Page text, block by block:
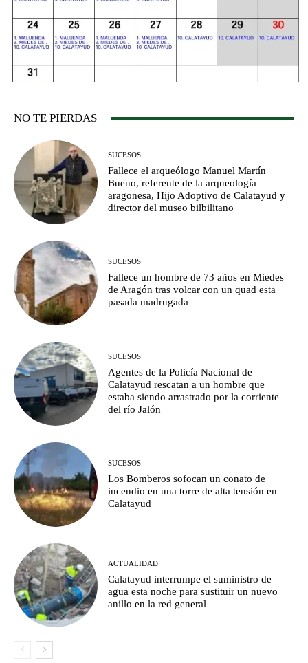
NO TE PIERDAS
SUCESOS
Fallece el arqueólogo Manuel Martín
Bueno, referente de la arqueología
aragonesa, Hijo Adoptivo de Calatayud y
director del museo bilbilitano
SUCESOS
Fallece un hombre de 73 años en Miedes
de Aragón tras volcar con un quad esta
pasada madrugada
SUCESOS
Agentes de la Policía Nacional de
Calatayud rescatan a un hombre que
estaba siendo arrastrado por la corriente
del río Jalón
SUCESOS
Los Bomberos sofocan un conato de
incendio en una torre de alta tensión en
Calatayud
ACTUALIDAD
Calatayud interrumpe el suministro de
agua esta noche para sustituir un nuevo
anillo en la red general